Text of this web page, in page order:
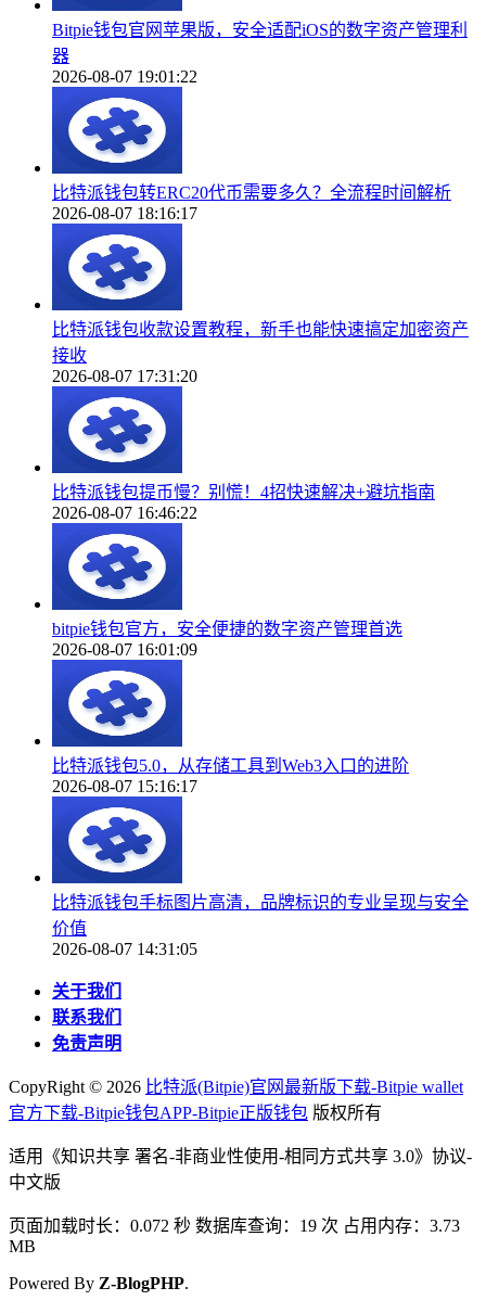
Bitpie钱包官网苹果版，安全适配iOS的数字资产管理利
器
2026-08-07 19:01:22
比特派钱包转ERC20代币需要多久？全流程时间解析
2026-08-07 18:16:17
比特派钱包收款设置教程，新手也能快速搞定加密资产
接收
2026-08-07 17:31:20
比特派钱包提币慢？别慌！4招快速解决+避坑指南
2026-08-07 16:46:22
bitpie钱包官方，安全便捷的数字资产管理首选
2026-08-07 16:01:09
比特派钱包5.0，从存储工具到Web3入口的进阶
2026-08-07 15:16:17
比特派钱包手标图片高清，品牌标识的专业呈现与安全
价值
2026-08-07 14:31:05
关于我们
联系我们
免责声明
CopyRight © 2026 比特派(Bitpie)官网最新版下载-Bitpie wallet
官方下载-Bitpie钱包APP-Bitpie正版钱包 版权所有
适用《知识共享 署名-非商业性使用-相同方式共享 3.0》协议-
中文版
页面加载时长：0.072 秒 数据库查询：19 次 占用内存：3.73
MB
Powered By Z-BlogPHP.